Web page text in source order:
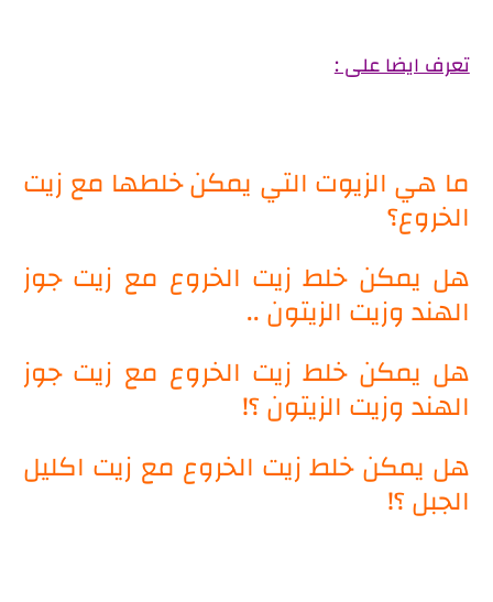
تعرف ايضا على :
ما هي الزيوت التي يمكن خلطها مع زيت
الخروع؟
هل يمكن خلط زيت الخروع مع زيت جوز
الهند وزيت الزيتون ..
هل يمكن خلط زيت الخروع مع زيت جوز
الهند وزيت الزيتون ؟!
هل يمكن خلط زيت الخروع مع زيت اكليل
الجبل ؟!